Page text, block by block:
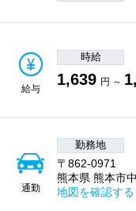
給与
時給
1,639 円 ～
通勤
勤務地
〒862-0971
熊本県 熊本市
地図を確認する